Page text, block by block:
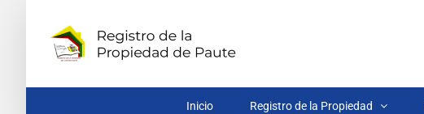
contenido
Inicio Registro de la Propiedad